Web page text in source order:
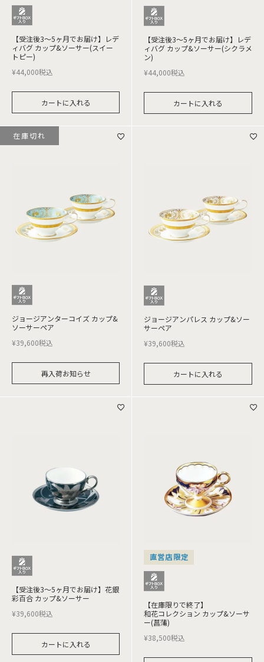
【受注後3～5ヶ月でお届け】レデ
ィバグ カップ&ソーサー(スイー
トピー)
¥44,000税込
カートに入れる
【受注後3～5ヶ月でお届け】レデ
ィバグ カップ&ソーサー(シクラメ
ン)
¥44,000税込
カートに入れる
ジョージアンターコイズ カップ&
ソーサーペア
¥39,600税込
再入荷お知らせ
在庫切れ
ジョージアンパレス カップ&ソー
サーペア
¥39,600税込
カートに入れる
【受注後3～5ヶ月でお届け】花銀
彩百合 カップ&ソーサー
¥39,600税込
カートに入れる
直営店限定
【在庫限りで終了】
和花コレクション カップ&ソーサ
ー(菖蒲)
¥38,500税込